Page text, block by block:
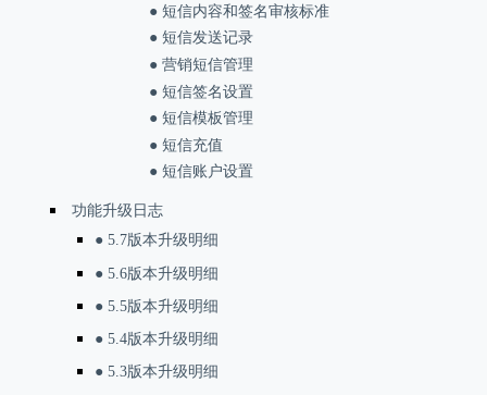
● 短信内容和签名审核标准
● 短信发送记录
● 营销短信管理
● 短信签名设置
● 短信模板管理
● 短信充值
● 短信账户设置
功能升级日志
● 5.7版本升级明细
● 5.6版本升级明细
● 5.5版本升级明细
● 5.4版本升级明细
● 5.3版本升级明细